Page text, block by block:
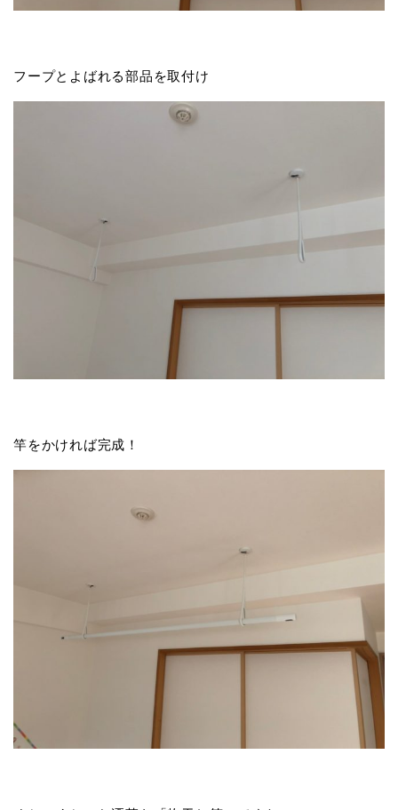
フープとよばれる部品を取付け
竿をかければ完成！